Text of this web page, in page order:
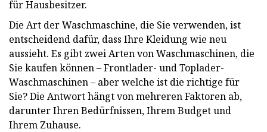
für Hausbesitzer.
Die Art der Waschmaschine, die Sie verwenden, ist
entscheidend dafür, dass Ihre Kleidung wie neu
aussieht. Es gibt zwei Arten von Waschmaschinen, die
Sie kaufen können – Frontlader- und Toplader-
Waschmaschinen – aber welche ist die richtige für
Sie? Die Antwort hängt von mehreren Faktoren ab,
darunter Ihren Bedürfnissen, Ihrem Budget und
Ihrem Zuhause.